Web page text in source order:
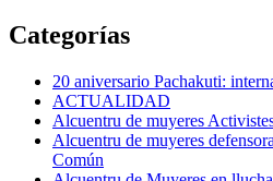
Categorías
20 aniversario Pachakuti:
ACTUALIDAD
Alcuentru de muyeres
Alcuentru de muyeres
Común